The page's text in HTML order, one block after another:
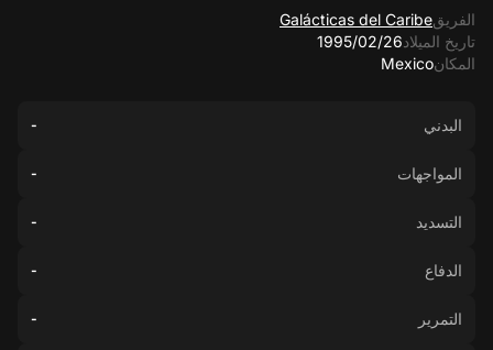
الفريقGalácticas del Caribe
تاريخ الميلاد26‏/02‏/1995
المكانMexico
البدني -
المواجهات -
التسديد -
الدفاع -
التمرير -